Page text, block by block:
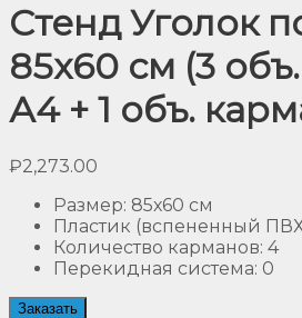
Стенд Уголок
85х60 см (3
А4 + 1 объ.
₽2,273.00
Размер: 85х60 см
Пластик (вспененный
Количество карманов: 4
Перекидная система: 0
Заказать